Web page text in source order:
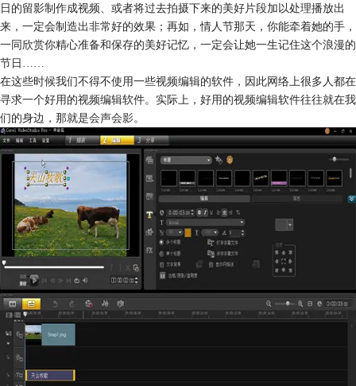
日的留影制作成视频、或者将过去拍摄下来的美好片段加以处理播放出
来，一定会制造出非常好的效果；再如，情人节那天，你能牵着她的手，
一同欣赏你精心准备和保存的美好记忆，一定会让她一生记住这个浪漫的
节日……
在这些时候我们不得不使用一些视频编辑的软件，因此网络上很多人都在
寻求一个好用的视频编辑软件。实际上，好用的视频编辑软件往往就在我
们的身边，那就是会声会影。